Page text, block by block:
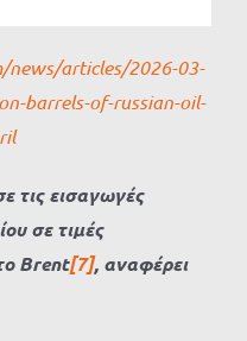
articles/2026-03-
barrels-of-russian-oil-
τις εισαγωγές
σε τιμές
Brent[7], αναφέρει